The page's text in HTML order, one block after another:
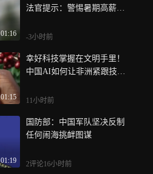
01:16
法官提示：警惕暑期高薪兼
-3小时前
01:15
幸好科技掌握在文明手里！
中国AI如何让非洲紧跟技术
意义在此刻具现
11小时前
01:19
国防部：中国军队坚决反制
任何闹海挑衅图谋
2评论16小时前